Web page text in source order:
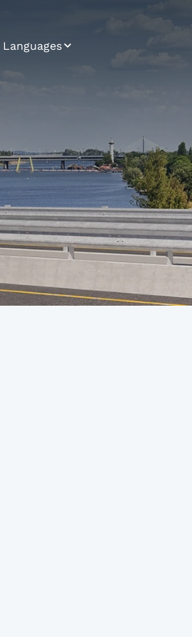
Languages
Czech
English
German
Hungarian
Japanese